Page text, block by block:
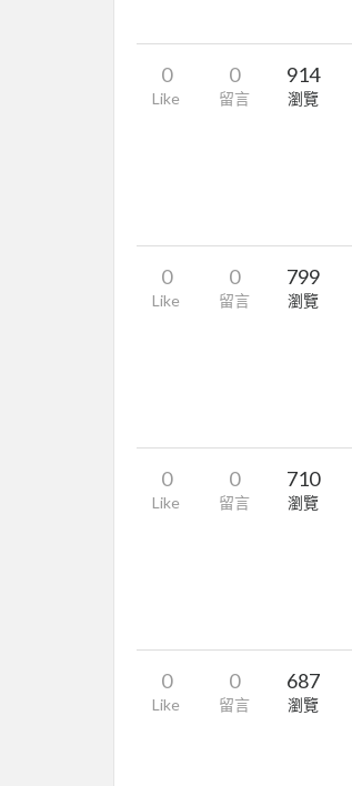
0
Like
0
留言
914
瀏覽
0
Like
0
留言
799
瀏覽
0
Like
0
留言
710
瀏覽
0
Like
0
留言
687
瀏覽